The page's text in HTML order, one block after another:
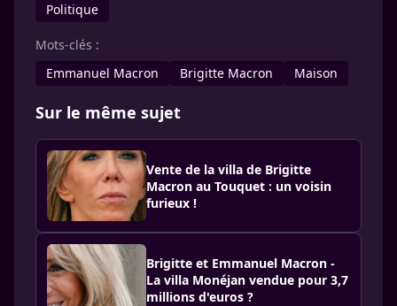
Politique
Mots-clés :
Emmanuel Macron
Brigitte Macron Maison
Sur le même sujet
Vente de la villa de Brigitte
Macron au Touquet : un voisin
furieux !
Brigitte et Emmanuel Macron -
La villa Monéjan vendue pour 3,7
millions d'euros ?